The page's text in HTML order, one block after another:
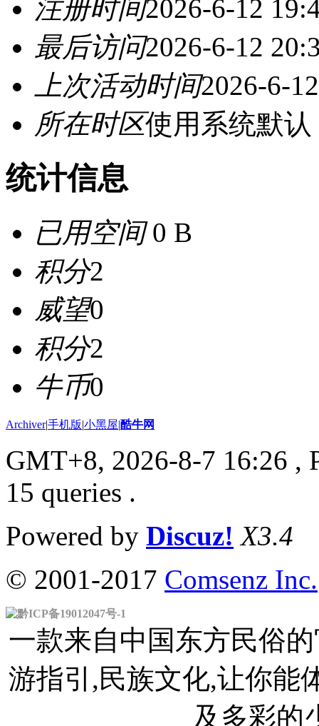
注册时间2026-6-12
最后访问2026-6-12
上次活动时间2026-6-
所在时区使用系统默认
统计信息
已用空间0 B
积分2
威望0
积分2
牛币0
Archiver|手机版|小黑屋|酷牛网
GMT+8, 2026-8-7 16:26 ,
15 queries .
Powered by Discuz! X3.4
© 2001-2017 Comsenz Inc.
黔ICP备19012047号-1
一款来自中国东方民俗
游指引,民族文化,让你能
及多彩的